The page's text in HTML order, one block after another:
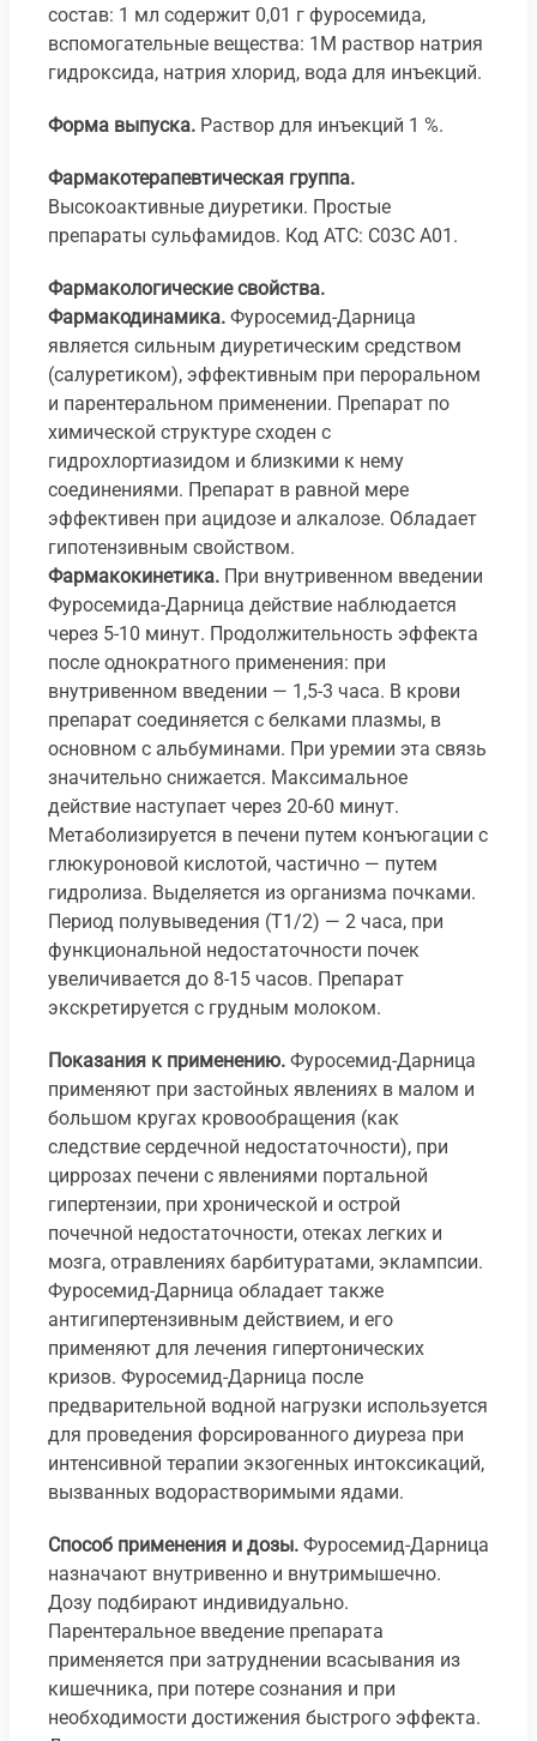
состав: 1 мл содержит 0,01 г фуросемида,
вспомогательные вещества: 1М раствор натрия
гидроксида, натрия хлорид, вода для инъекций.
Форма выпуска. Раствор для инъекций 1 %.
Фармакотерапевтическая группа.
Высокоактивные диуретики. Простые
препараты сульфамидов. Код АТС: С0ЗС А01.
Фармакологические свойства.
Фармакодинамика. Фуросемид-Дарница
является сильным диуретическим средством
(салуретиком), эффективным при пероральном
и парентеральном применении. Препарат по
химической структуре сходен с
гидрохлортиазидом и близкими к нему
соединениями. Препарат в равной мере
эффективен при ацидозе и алкалозе. Обладает
гипотензивным свойством.
Фармакокинетика. При внутривенном введении
Фуросемида-Дарница действие наблюдается
через 5-10 минут. Продолжительность эффекта
после однократного применения: при
внутривенном введении — 1,5-3 часа. В крови
препарат соединяется с белками плазмы, в
основном с альбуминами. При уремии эта связь
значительно снижается. Максимальное
действие наступает через 20-60 минут.
Метаболизируется в печени путем конъюгации с
глюкуроновой кислотой, частично — путем
гидролиза. Выделяется из организма почками.
Период полувыведения (T1/2) — 2 часа, при
функциональной недостаточности почек
увеличивается до 8-15 часов. Препарат
экскретируется с грудным молоком.
Показания к применению. Фуросемид-Дарница
применяют при застойных явлениях в малом и
большом кругах кровообращения (как
следствие сердечной недостаточности), при
циррозах печени с явлениями портальной
гипертензии, при хронической и острой
почечной недостаточности, отеках легких и
мозга, отравлениях барбитуратами, эклампсии.
Фуросемид-Дарница обладает также
антигипертензивным действием, и его
применяют для лечения гипертонических
кризов. Фуросемид-Дарница после
предварительной водной нагрузки используется
для проведения форсированного диуреза при
интенсивной терапии экзогенных интоксикаций,
вызванных водорастворимыми ядами.
Способ применения и дозы. Фуросемид-Дарница
назначают внутривенно и внутримышечно.
Дозу подбирают индивидуально.
Парентеральное введение препарата
применяется при затруднении всасывания из
кишечника, при потере сознания и при
необходимости достижения быстрого эффекта.